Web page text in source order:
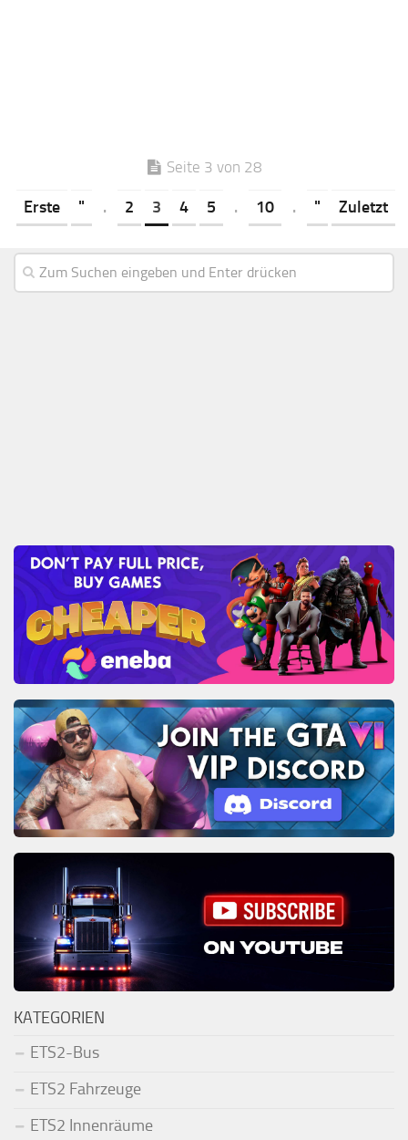
Seite 3 von 28
Erste " . 2 3 4 5 . 10 . " Zuletzt
KATEGORIEN
ETS2-Bus
ETS2 Fahrzeuge
ETS2 Innenräume